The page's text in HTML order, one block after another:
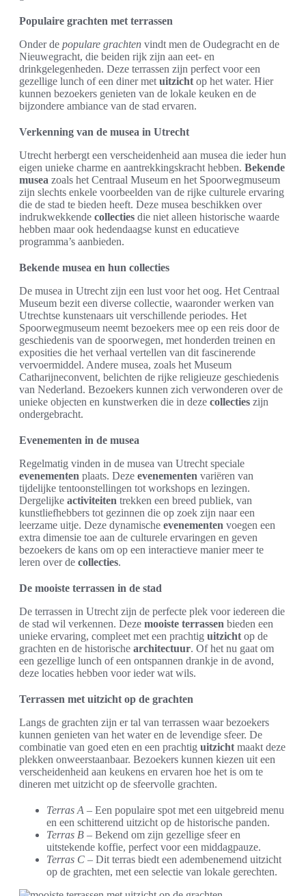
Populaire grachten met terrassen
Onder de populare grachten vindt men de Oudegracht en de
Nieuwegracht, die beiden rijk zijn aan eet- en
drinkgelegenheden. Deze terrassen zijn perfect voor een
gezellige lunch of een diner met uitzicht op het water. Hier
kunnen bezoekers genieten van de lokale keuken en de
bijzondere ambiance van de stad ervaren.
Verkenning van de musea in Utrecht
Utrecht herbergt een verscheidenheid aan musea die ieder hun
eigen unieke charme en aantrekkingskracht hebben. Bekende
musea zoals het Centraal Museum en het Spoorwegmuseum
zijn slechts enkele voorbeelden van de rijke culturele ervaring
die de stad te bieden heeft. Deze musea beschikken over
indrukwekkende collecties die niet alleen historische waarde
hebben maar ook hedendaagse kunst en educatieve
programma’s aanbieden.
Bekende musea en hun collecties
De musea in Utrecht zijn een lust voor het oog. Het Centraal
Museum bezit een diverse collectie, waaronder werken van
Utrechtse kunstenaars uit verschillende periodes. Het
Spoorwegmuseum neemt bezoekers mee op een reis door de
geschiedenis van de spoorwegen, met honderden treinen en
exposities die het verhaal vertellen van dit fascinerende
vervoermiddel. Andere musea, zoals het Museum
Catharijneconvent, belichten de rijke religieuze geschiedenis
van Nederland. Bezoekers kunnen zich verwonderen over de
unieke objecten en kunstwerken die in deze collecties zijn
ondergebracht.
Evenementen in de musea
Regelmatig vinden in de musea van Utrecht speciale
evenementen plaats. Deze evenementen variëren van
tijdelijke tentoonstellingen tot workshops en lezingen.
Dergelijke activiteiten trekken een breed publiek, van
kunstliefhebbers tot gezinnen die op zoek zijn naar een
leerzame uitje. Deze dynamische evenementen voegen een
extra dimensie toe aan de culturele ervaringen en geven
bezoekers de kans om op een interactieve manier meer te
leren over de collecties.
De mooiste terrassen in de stad
De terrassen in Utrecht zijn de perfecte plek voor iedereen die
de stad wil verkennen. Deze mooiste terrassen bieden een
unieke ervaring, compleet met een prachtig uitzicht op de
grachten en de historische architectuur. Of het nu gaat om
een gezellige lunch of een ontspannen drankje in de avond,
deze locaties hebben voor ieder wat wils.
Terrassen met uitzicht op de grachten
Langs de grachten zijn er tal van terrassen waar bezoekers
kunnen genieten van het water en de levendige sfeer. De
combinatie van goed eten en een prachtig uitzicht maakt deze
plekken onweerstaanbaar. Bezoekers kunnen kiezen uit een
verscheidenheid aan keukens en ervaren hoe het is om te
dineren met uitzicht op de sfeervolle grachten.
Terras A – Een populaire spot met een uitgebreid menu
en een schitterend uitzicht op de historische panden.
Terras B – Bekend om zijn gezellige sfeer en
uitstekende koffie, perfect voor een middagpauze.
Terras C – Dit terras biedt een adembenemend uitzicht
op de grachten, met een selectie van lokale gerechten.